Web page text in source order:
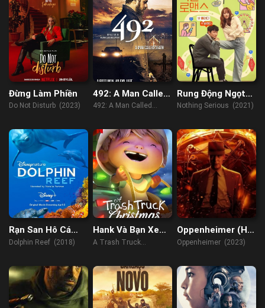
Đừng Làm Phiền
Do Not Disturb (2023)
492: A Man Called
Death
492: A Man Called
Rung Động Ngọt
Ngào
Nothing Serious (2021)
Rạn San Hô Cá
Heo
Dolphin Reef (2018)
Hank Và Bạn Xe
Tải Chở Rác:
A Trash Truck
Oppenheimer (HD
CAM)
Oppenheimer (2023)